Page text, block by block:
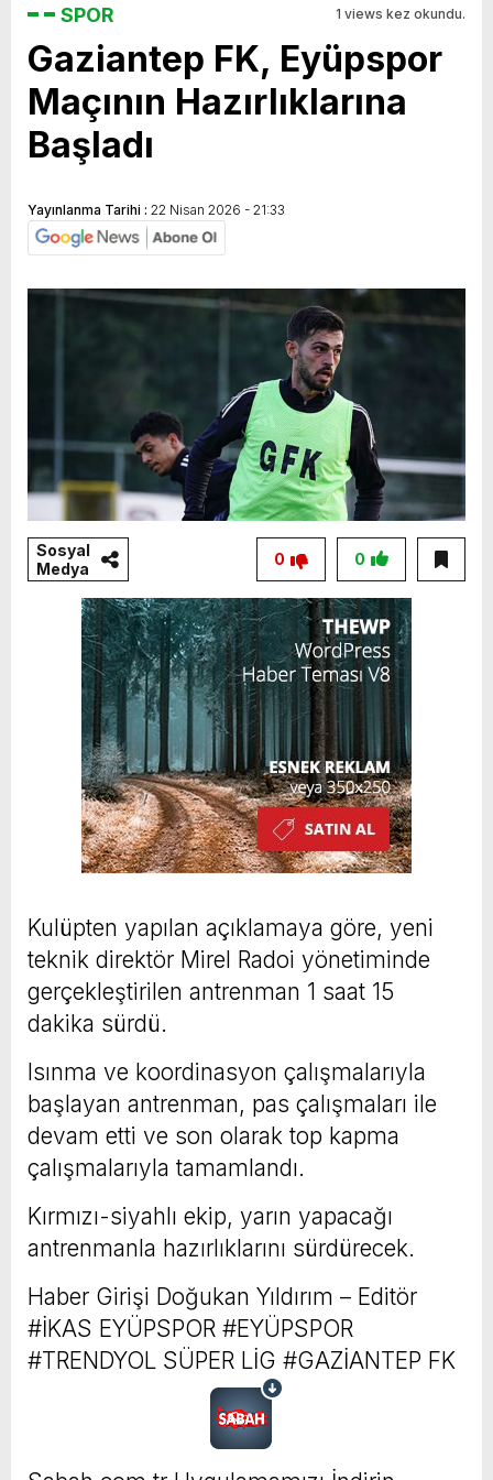
SPOR 1 views kez okundu.
Gaziantep FK, Eyüpspor
Maçının Hazırlıklarına
Başladı
Yayınlanma Tarihi : 22 Nisan 2026 - 21:33
Sosyal
Medya
0
0
Kulüpten yapılan açıklamaya göre, yeni
teknik direktör Mirel Radoi yönetiminde
gerçekleştirilen antrenman 1 saat 15
dakika sürdü.
Isınma ve koordinasyon çalışmalarıyla
başlayan antrenman, pas çalışmaları ile
devam etti ve son olarak top kapma
çalışmalarıyla tamamlandı.
Kırmızı-siyahlı ekip, yarın yapacağı
antrenmanla hazırlıklarını sürdürecek.
Haber Girişi Doğukan Yıldırım – Editör
#İKAS EYÜPSPOR #EYÜPSPOR
#TRENDYOL SÜPER LİG #GAZİANTEP FK